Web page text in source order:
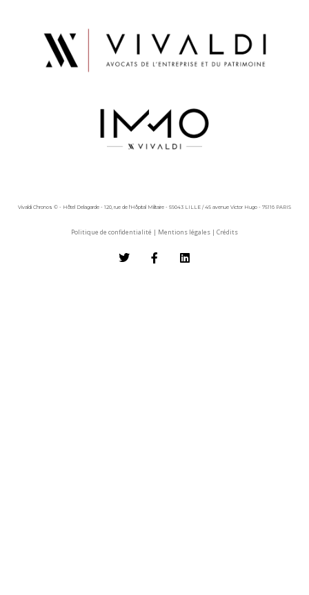
Vivaldi Chronos © - Hôtel Delagarde - 120, rue de l'Hôpital Militaire - 59043 LILLE / 45 avenue Victor Hugo - 75116 PARIS
Politique de confidentialité | Mentions légales | Crédits